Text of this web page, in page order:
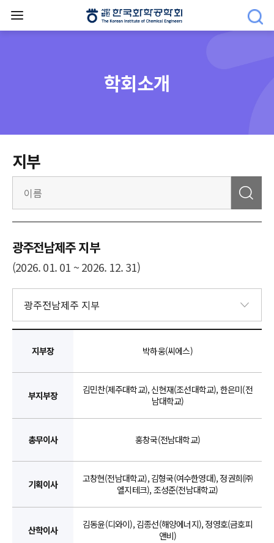
학회소개
지부
광주전남제주 지부
(2026. 01. 01 ~ 2026. 12. 31)
지부장 박하웅(씨에스)
부지부장
김민찬(제주대학교), 신현재(조선대학교), 한은미(전
남대학교)
총무이사 홍창국(전남대학교)
기획이사
고창현(전남대학교), 김형국(여수한영대), 정권희(㈜
엘지테크), 조성준(전남대학교)
산학이사
김동윤(디와이), 김종선(해양에너지), 정영호(금호피
앤비)